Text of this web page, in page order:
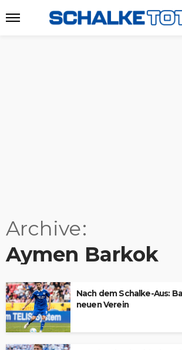
Archive
Aymen Barkok
Nach dem Schalke-Aus:
neuen Verein